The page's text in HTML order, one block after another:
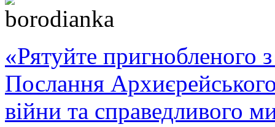
«Рятуйте пригнобленого
Послання
війни та справедливого